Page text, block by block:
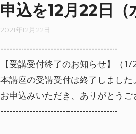
申込を12月22日
2021年12月22日
----------------------------------------
【受講受付終了のお知らせ】（1/
本講座の受講受付は終了しました。
お申込みいただき、ありがとうご
----------------------------------------